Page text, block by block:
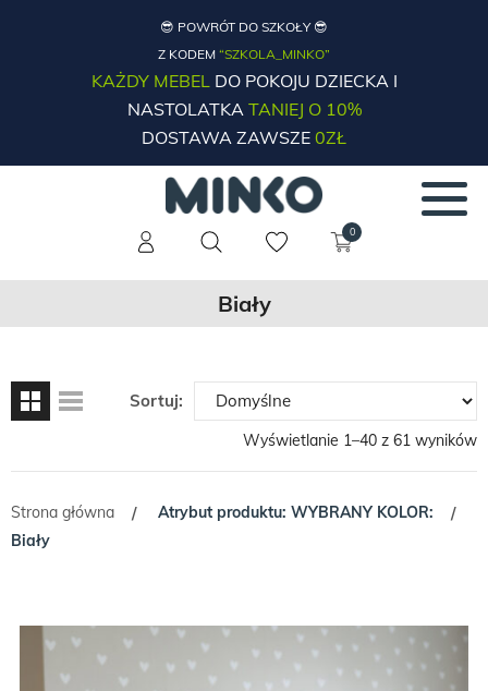
😎 POWRÓT DO SZKOŁY 😎
Z KODEM “SZKOLA_MINKO”
KAŻDY MEBELDO POKOJU DZIECKA I
NASTOLATKATANIEJ O 10%
DOSTAWA ZAWSZE 0ZŁ
0
Biały
Sortuj:
Wyświetlanie 1–40 z 61 wyników
Strona główna / Atrybut produktu: WYBRANY KOLOR:
/
Biały